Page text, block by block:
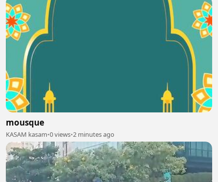
mousque
KASAM kasam•0 views•2 minutes ago